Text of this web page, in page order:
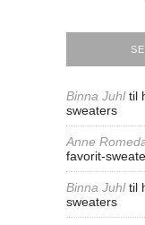
Binna Juhltil
sweaters
Anne
favorit-
Binna Juhltil
sweaters